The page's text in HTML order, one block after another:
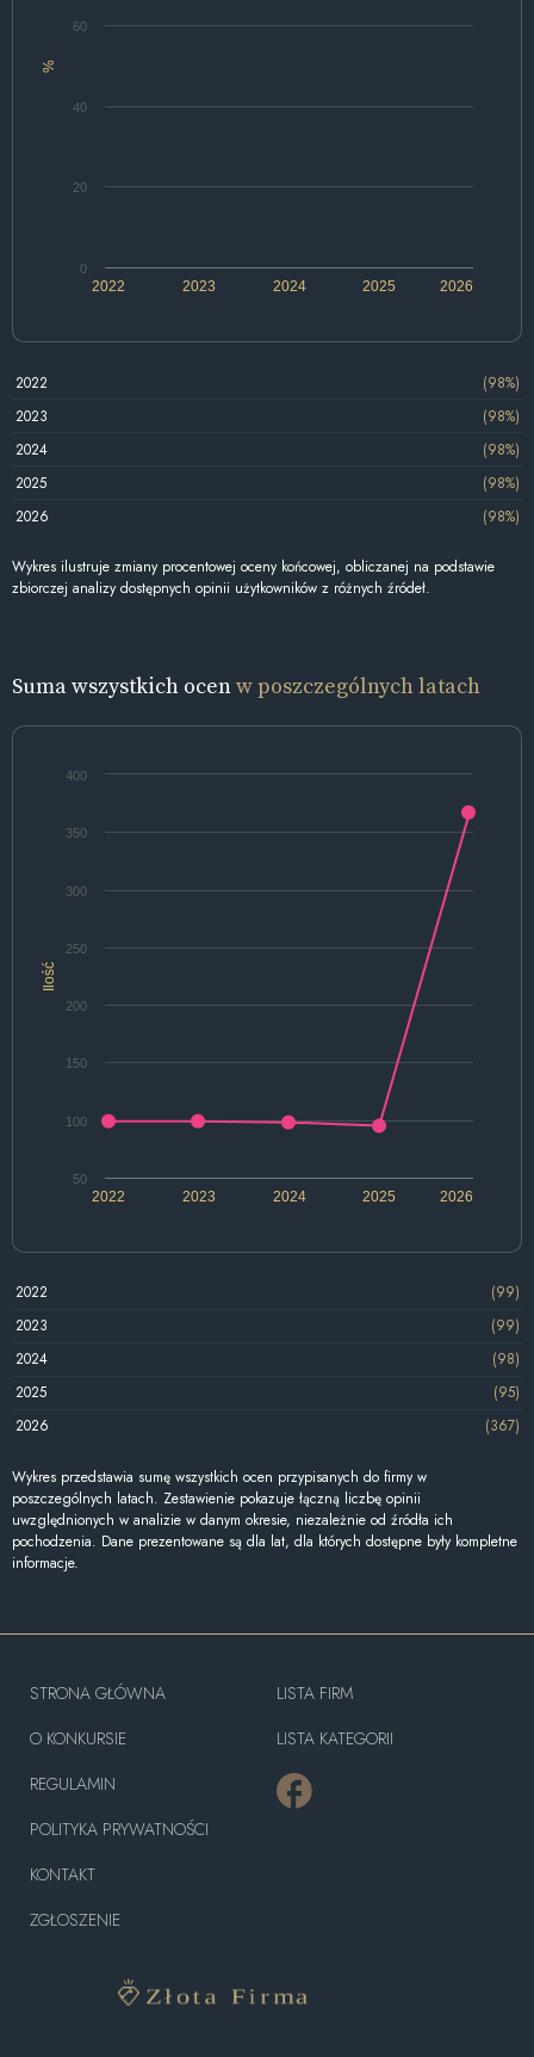
%
2022 2024 2026
2023 2025
0
20
40
60
2022
(98%)
2023
(98%)
2024
(98%)
2025
(98%)
2026
(98%)
Wykres ilustruje zmiany procentowej oceny końcowej, obliczanej na podstawie
zbiorczej analizy dostępnych opinii użytkowników z różnych źródeł.
Suma wszystkich ocenw poszczególnych latach
Ilość
2022 2024 2026
2023 2025
50
100
150
200
250
300
350
400
2022
(99)
2023
(99)
2024
(98)
2025
(95)
2026
(367)
Wykres przedstawia sumę wszystkich ocen przypisanych do firmy w
poszczególnych latach. Zestawienie pokazuje łączną liczbę opinii
uwzględnionych w analizie w danym okresie, niezależnie od źródła ich
pochodzenia. Dane prezentowane są dla lat, dla których dostępne były kompletne
informacje.
STRONA GŁÓWNA
O KONKURSIE
REGULAMIN
POLITYKA PRYWATNOŚCI
KONTAKT
ZGŁOSZENIE
LISTA FIRM
LISTA KATEGORII